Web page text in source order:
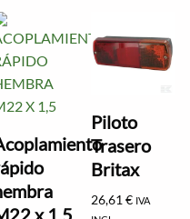
x 1,5
Piloto
Trasero
Britax
26,61€ IVA